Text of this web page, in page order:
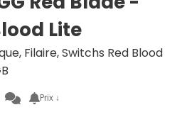
Lite
Filaire, Switchs Red Blood
Prix ↓